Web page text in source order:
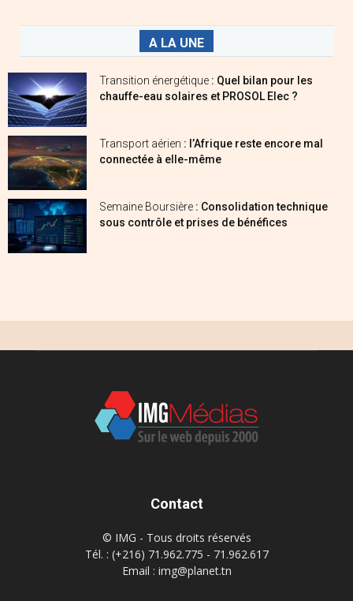
A LA UNE
Transition énergétique : Quel bilan pour les
chauffe-eau solaires et PROSOL Elec ?
Transport aérien : l’Afrique reste encore mal
connectée à elle-même
Semaine Boursière : Consolidation technique
sous contrôle et prises de bénéfices
Contact
© IMG - Tous droits réservés
Tél. : (+216) 71.962.775 - 71.962.617
Email : img@planet.tn